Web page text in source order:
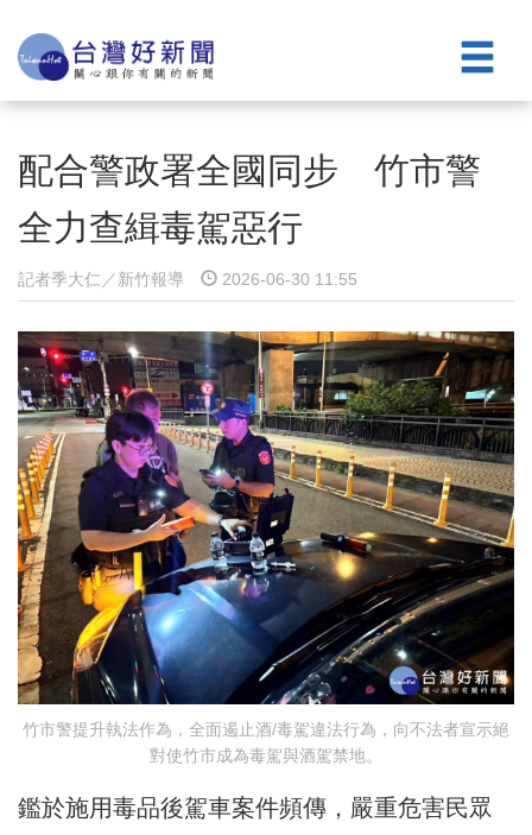
配合警政署全國同步 竹市警
全力查緝毒駕惡行
記者季大仁／新竹報導 2026-06-30 11:55
竹市警提升執法作為，全面遏止酒/毒駕違法行為，向不法者宣示絕
對使竹市成為毒駕與酒駕禁地。
鑑於施用毒品後駕車案件頻傳，嚴重危害民眾